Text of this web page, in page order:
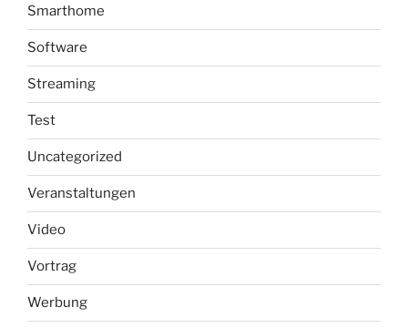
Smarthome
Software
Streaming
Test
Uncategorized
Veranstaltungen
Video
Vortrag
Werbung